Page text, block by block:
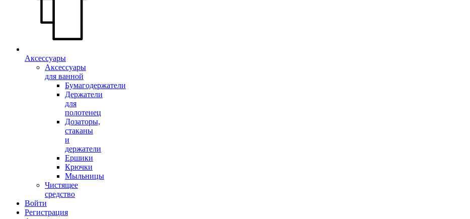
Аксессуары
Аксессуары
для ванной
Бумагодержатели
Держатели
для
полотенец
Дозаторы,
стаканы
и
держатели
Ершики
Крючки
Мыльницы
Чистящее
средство
Войти
Регистрация